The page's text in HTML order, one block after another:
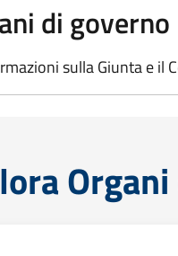
di governo
sulla Giunta e il